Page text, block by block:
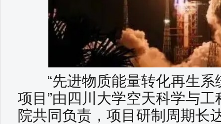
“先进物质能量转化再生系
项目”由四川大学空天科学与
院共同负责，项目研制周期长